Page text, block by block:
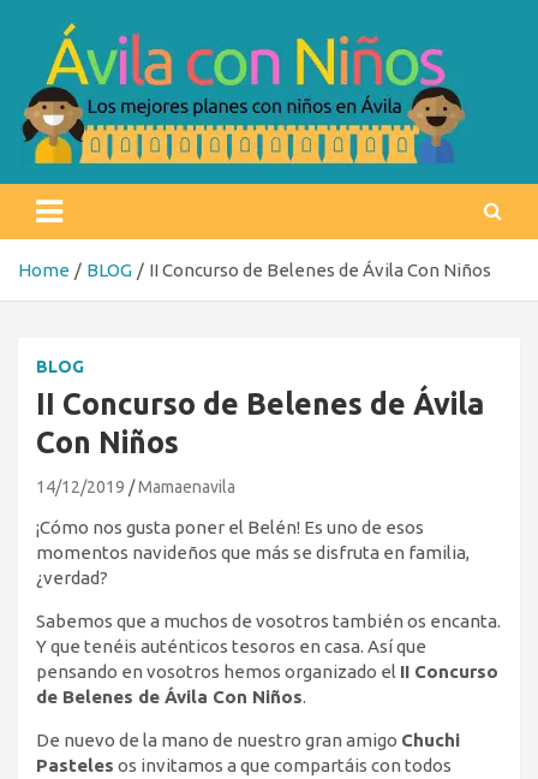
content
Ávila con niños
Home BLOG II Concurso de Belenes de Ávila Con Niños
BLOG
II Concurso de Belenes de Ávila
Con Niños
14/12/2019 Mamaenavila
¡Cómo nos gusta poner el Belén! Es uno de esos
momentos navideños que más se disfruta en familia,
¿verdad?
Sabemos que a muchos de vosotros también os encanta.
Y que tenéis auténticos tesoros en casa. Así que
pensando en vosotros hemos organizado el II Concurso
de Belenes de Ávila Con Niños.
De nuevo de la mano de nuestro gran amigo Chuchi
Pasteles os invitamos a que compartáis con todos